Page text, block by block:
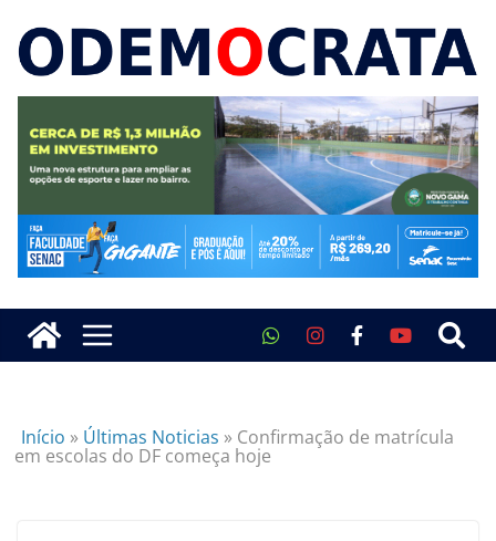
Início » Últimas Noticias » Confirmação de matrícula
em escolas do DF começa hoje